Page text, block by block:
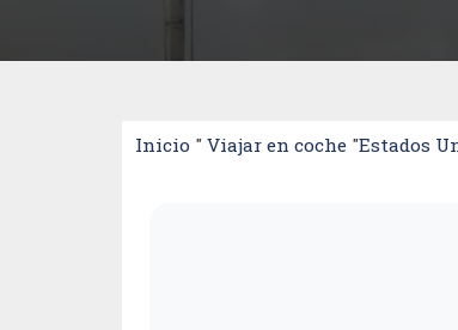
Inicio " Viajar en coche "Estados